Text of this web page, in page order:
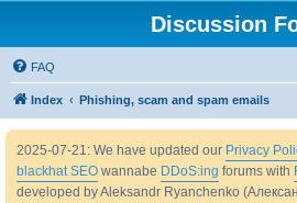
Discussion
FAQ
Index Phishing, scam and spam emails
2025-07-21: We have updated our Privacy
blackhat SEO wannabe DDoS:ing forums with
developed by Aleksandr Ryanchenko